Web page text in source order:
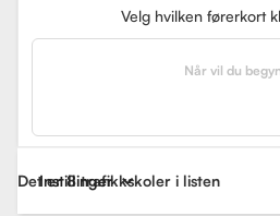
Velg hvilken førerkort
Når vil du
Det er 8 trafikkskoler i listen
Instillinger